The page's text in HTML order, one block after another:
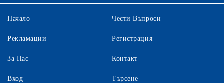
Начало
Рекламации
За Нас
Вход
Чести Въпроси
Регистрация
Контакт
Търсене